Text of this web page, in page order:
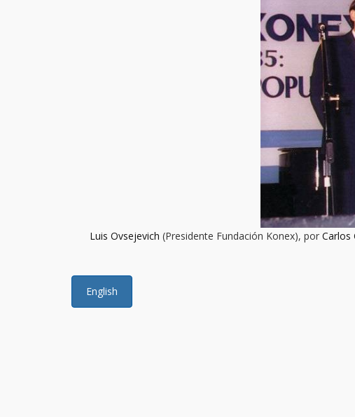
Luis Ovsejevich (Presidente Fundación Konex), por Carlos
English